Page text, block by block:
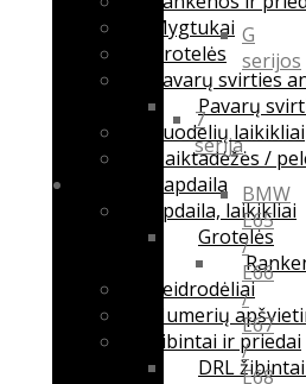
Mygtukai
Grotelės
Pavarų svirties
Pavarų
Puodelių laikikliai
Daiktadėžės /
Išorės apdaila
Apdaila, laikikliai
Grotelės
Veidrodėliai
Numerių
Žibintai ir priedai
DRL
G
serijos
7
serija
BMW
E65
/
E66
/
E67
/
E68